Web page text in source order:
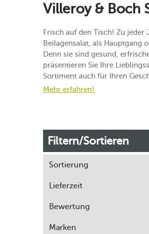
Villeroy & Boch
Frisch auf den Tisch! Zu jeder
Beilagensalat, als Hauptgang
Denn sie sind gesund,
präsentieren Sie Ihre
Sortiment auch für Ihren
Mehr erfahren!
Filtern/Sortieren
Sortierung
Lieferzeit
Bewertung
Marken